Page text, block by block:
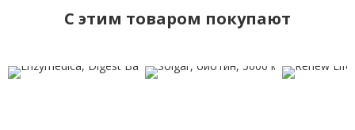
C этим товаром покупают